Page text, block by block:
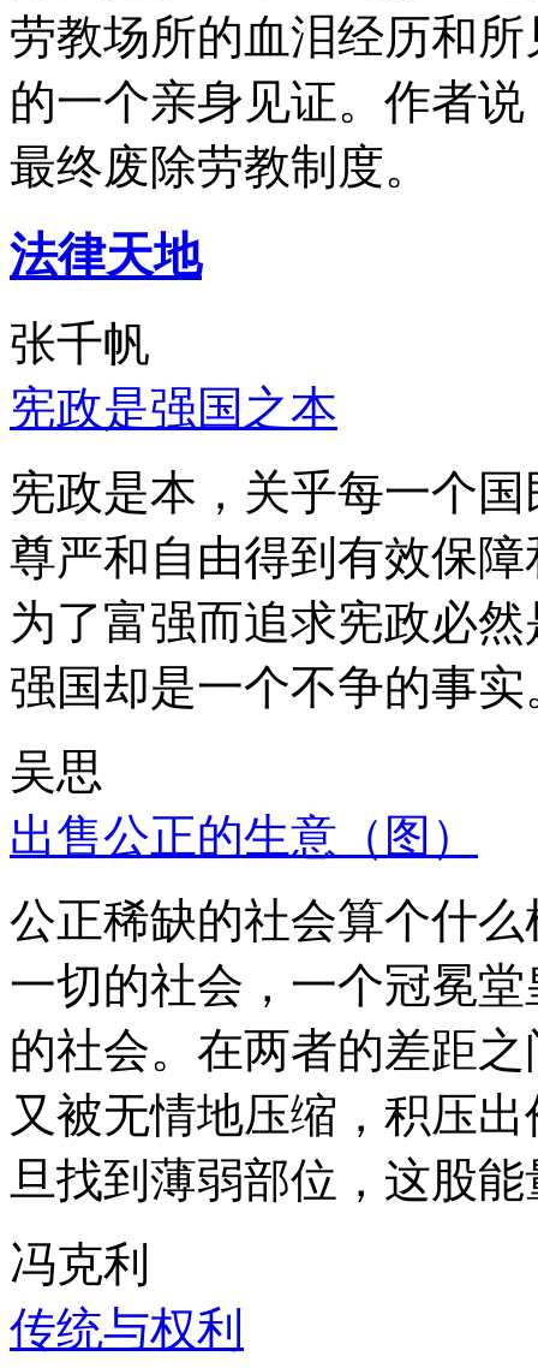
劳教场所的血泪经历和
的一个亲身见证。作者
最终废除劳教制度。
法律天地
张千帆
宪政是强国之本
宪政是本，关乎每一个
尊严和自由得到有效保
为了富强而追求宪政必
强国却是一个不争的事实
吴思
出售公正的生意（图）
公正稀缺的社会算个什
一切的社会，一个冠冕
的社会。在两者的差距
又被无情地压缩，积压
旦找到薄弱部位，这股
冯克利
传统与权利